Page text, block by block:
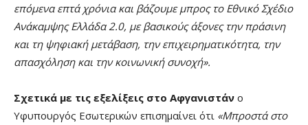
επόμενα επτά χρόνια και βάζουμε μπρος το Εθνικό Σχέδιο
Ανάκαμψης Ελλάδα 2.0, με βασικούς άξονες την πράσινη
και τη ψηφιακή μετάβαση, την επιχειρηματικότητα, την
απασχόληση και την κοινωνική συνοχή».
Σχετικά με τις εξελίξεις στο Αφγανιστάν ο
Υφυπουργός Εσωτερικών επισημαίνει ότι «Μπροστά στο